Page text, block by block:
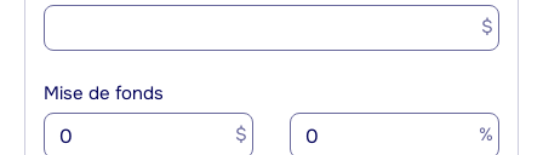
$
Mise de fonds
$ %